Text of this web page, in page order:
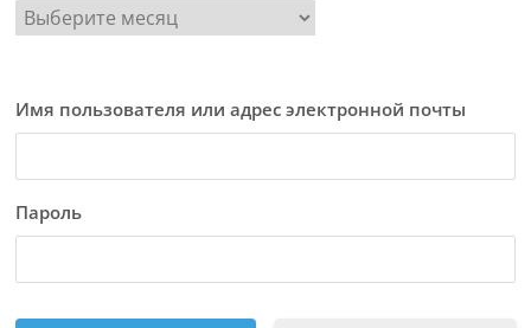
Имя пользователя или адрес электронной почты
Пароль